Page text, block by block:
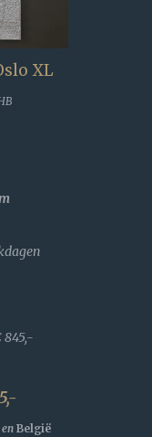
XL
845,-
België